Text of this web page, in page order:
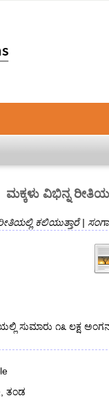
ಮಕ್ಕಳು ವಿಭಿನ್ನ
ಕಲಿಯುತ್ತಾರೆ |
ಸುಮಾರು ೧೩ ಲಕ್ಷ
ತಂಡ